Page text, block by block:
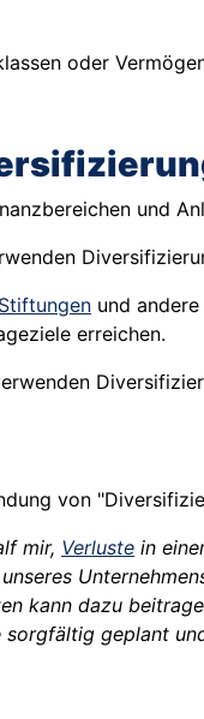
oder
und
Stiftungen und andere
erreichen.
von
mir, Verluste in
kann dazu
geplant